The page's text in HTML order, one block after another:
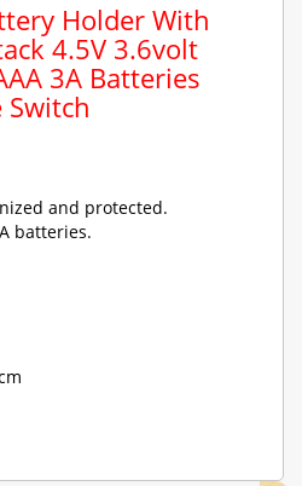
Holder With
4.5V 3.6volt
3A Batteries
Switch
and protected.
batteries.